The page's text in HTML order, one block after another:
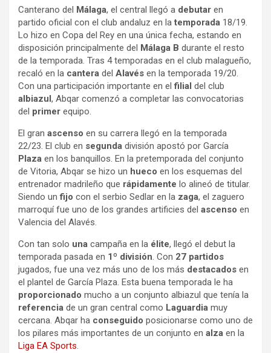
Canterano del Málaga, el central llegó a debutar en
partido oficial con el club andaluz en latemporada 18/19.
Lo hizo en Copa del Rey en una única fecha, estando en
disposición principalmente del Málaga B durante el resto
de la temporada. Tras 4 temporadas en el club malagueño,
recaló en la cantera del Alavés en la temporada 19/20.
Con una participación importante en elfilial del club
albiazul, Abqar comenzó a completar las convocatorias
del primer equipo.
El gran ascenso en su carrera llegó en la temporada
22/23. El club en segunda división apostó por García
Plaza en los banquillos. En la pretemporada del conjunto
de Vitoria, Abqar se hizo un hueco en los esquemas del
entrenador madrileño que rápidamente lo alineó de titular.
Siendo unfijo con el serbio Sedlar en la zaga, el zaguero
marroquí fue uno de los grandes artificies del ascenso en
Valencia del Alavés.
Con tan solo una campaña en la élite, llegó el debut la
temporada pasada en 1º división. Con 27 partidos
jugados, fue una vez más uno de los más destacados en
el plantel de García Plaza. Esta buena temporada le ha
proporcionado mucho a un conjunto albiazul que tenía la
referencia de un gran central como Laguardia muy
cercana. Abqar ha conseguido posicionarse como uno de
los pilares más importantes de un conjunto en alza en la
Liga EA Sports.